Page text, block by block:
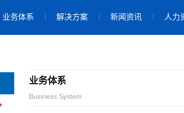
业务体系 解决方案 新闻资讯 人力
业务体系
Business System